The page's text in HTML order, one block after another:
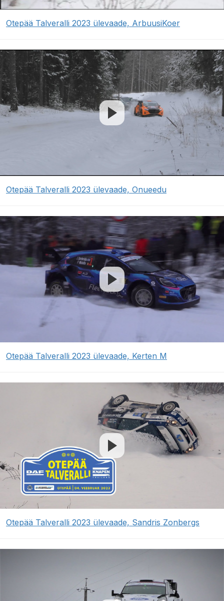
Otepää Talveralli 2023 ülevaade, ArbuusiKoer
Otepää Talveralli 2023 ülevaade, Onueedu
Otepää Talveralli 2023 ülevaade, Kerten M
Otepää Talveralli 2023 ülevaade, Sandris Zonbergs